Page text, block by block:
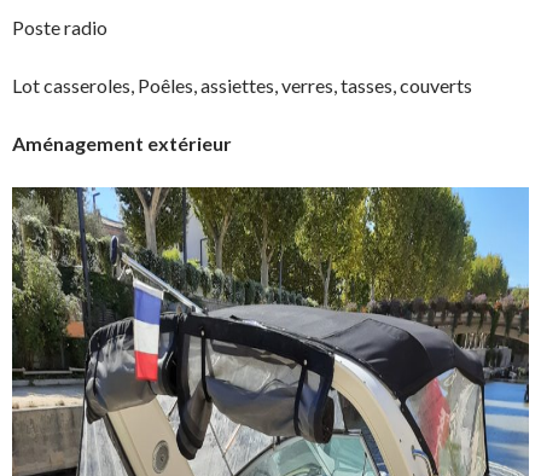
Poste radio
Lot casseroles, Poêles, assiettes, verres, tasses, couverts
Aménagement extérieur